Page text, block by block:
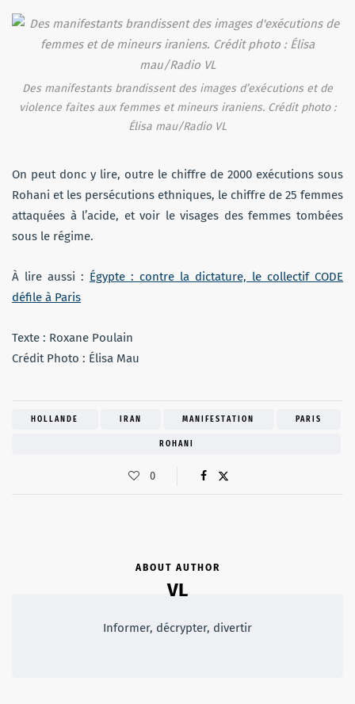
Des manifestants brandissent des images d’exécutions et de
violence faites aux femmes et mineurs iraniens. Crédit photo :
Élisa mau/Radio VL
On peut donc y lire, outre le chiffre de 2000 exécutions sous
Rohani et les persécutions ethniques, le chiffre de 25 femmes
attaquées à l’acide, et voir le visages des femmes tombées
sous le régime.
À lire aussi : Égypte : contre la dictature, le collectif CODE
défile à Paris
Texte : Roxane Poulain
Crédit Photo : Élisa Mau
HOLLANDE IRAN MANIFESTATION PARIS
ROHANI
0
ABOUT AUTHOR
VL
Informer, décrypter, divertir